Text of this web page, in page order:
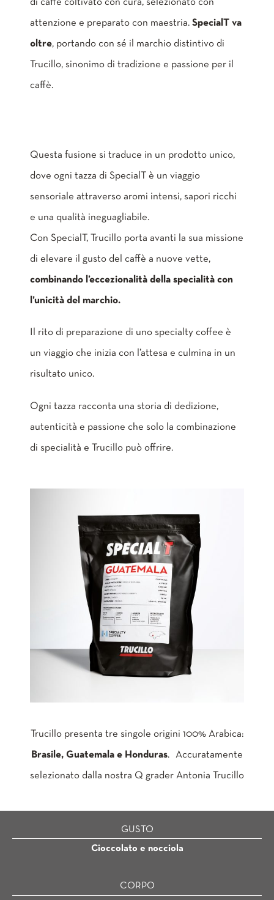
di caffè coltivato con cura, selezionato con
attenzione e preparato con maestria. SpecialT va
oltre, portando con sé il marchio distintivo di
Trucillo, sinonimo di tradizione e passione per il
caffè.
Questa fusione si traduce in un prodotto unico,
dove ogni tazza di SpecialT è un viaggio
sensoriale attraverso aromi intensi, sapori ricchi
e una qualità ineguagliabile.
Con SpecialT, Trucillo porta avanti la sua missione
di elevare il gusto del caffè a nuove vette,
combinando l’eccezionalità della specialità con
l’unicità del marchio.
Il rito di preparazione di uno specialty coffee è
un viaggio che inizia con l’attesa e culmina in un
risultato unico.
Ogni tazza racconta una storia di dedizione,
autenticità e passione che solo la combinazione
di specialità e Trucillo può offrire.
Trucillo presenta tre singole origini 100% Arabica:
Brasile, Guatemala e Honduras. Accuratamente
selezionato dalla nostra Q grader Antonia Trucillo
GUSTO
Cioccolato e nocciola
CORPO